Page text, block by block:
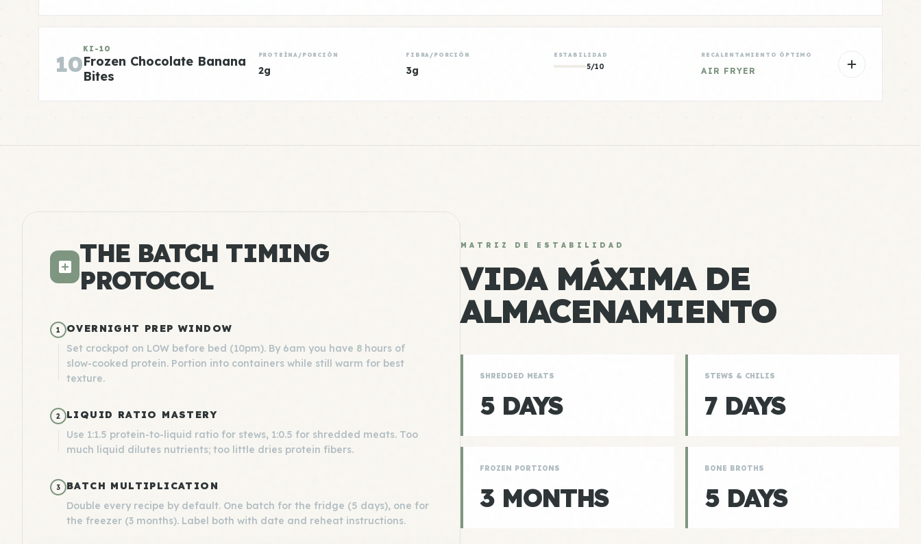
10
KI-10
Frozen Chocolate Banana
Bites
PROTEÍNA/PORCIÓN
2g
FIBRA/PORCIÓN
3g
ESTABILIDAD
5/10
RECALENTAMIENTO ÓPTIMO
AIR FRYER
THE BATCH TIMING
PROTOCOL
1
OVERNIGHT PREP WINDOW
Set crockpot on LOW before bed (10pm). By 6am you have 8 hours of
slow-cooked protein. Portion into containers while still warm for best
texture.
2
LIQUID RATIO MASTERY
Use 1:1.5 protein-to-liquid ratio for stews, 1:0.5 for shredded meats. Too
much liquid dilutes nutrients; too little dries protein fibers.
3
BATCH MULTIPLICATION
Double every recipe by default. One batch for the fridge (5 days), one for
the freezer (3 months). Label both with date and reheat instructions.
MATRIZ DE ESTABILIDAD
VIDA MÁXIMA DE
ALMACENAMIENTO
SHREDDED MEATS
5 DAYS
STEWS & CHILIS
7 DAYS
FROZEN PORTIONS
3 MONTHS
BONE BROTHS
5 DAYS